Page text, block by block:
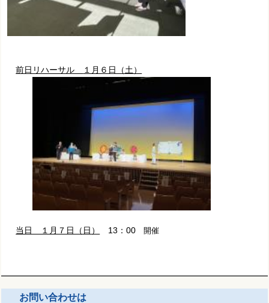
前日リハーサル １月６日（土）
当日 １月７日（日） 13：00 開催
お問い合わせは